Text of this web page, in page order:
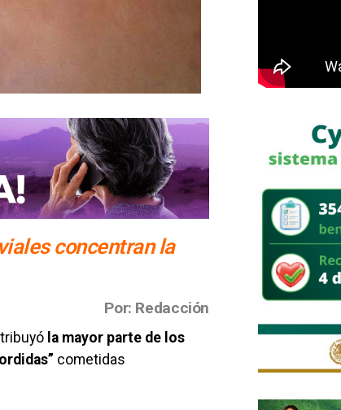
concentran la
Por: Redacción
la mayor parte de los
cometidas